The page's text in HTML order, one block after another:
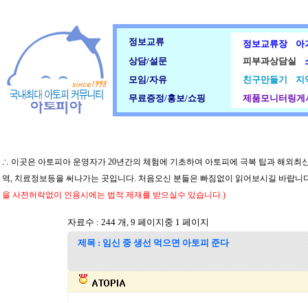
정보교류 정보교류장
아
상담/설문
피부과상담실
모임/자유
친구만들기
지
무료증정/홍보/쇼핑
제품모니터링게
∴ 이곳은 아토피아 운영자가 20년간의 체험에 기초하여 아토피에 극복 팁과 해외최
역, 치료정보등을 써나가는 곳입니다. 처음오신 분들은 빠짐없이 읽어보시길 바랍니
을 사전허락없이 인용시에는 법적 제재를 받으실수 있습니다.)
자료수 : 244 개, 9 페이지중 1 페이지
제목 : 임신 중 생선 먹으면 아토피 준다